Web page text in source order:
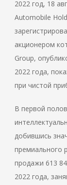
2022 год, 18
Automobile
акционером
Group,
2022 года,
при чистой
В первой
добившись
премиального
продажи 613
2022 года,